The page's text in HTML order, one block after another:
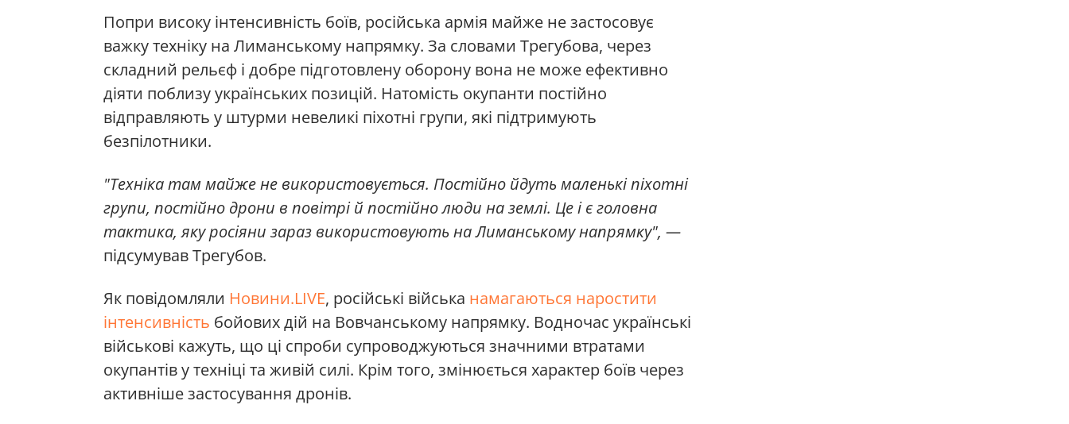
Попри високу інтенсивність боїв, російська армія майже не застосовує
важку техніку на Лиманському напрямку. За словами Трегубова, через
складний рельєф і добре підготовлену оборону вона не може ефективно
діяти поблизу українських позицій. Натомість окупанти постійно
відправляють у штурми невеликі піхотні групи, які підтримують
безпілотники.
"Техніка там майже не використовується. Постійно йдуть маленькі піхотні
групи, постійно дрони в повітрі й постійно люди на землі. Це і є головна
тактика, яку росіяни зараз використовують на Лиманському напрямку", —
підсумував Трегубов.
Як повідомляли Новини.LIVE, російські війська намагаються наростити
інтенсивність бойових дій на Вовчанському напрямку. Водночас українські
військові кажуть, що ці спроби супроводжуються значними втратами
окупантів у техніці та живій силі. Крім того, змінюється характер боїв через
активніше застосування дронів.